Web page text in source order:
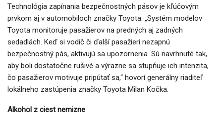
Technológia zapínania bezpečnostných pásov je kľúčovým
prvkom aj v automobiloch značky Toyota. „Systém modelov
Toyota monitoruje pasažierov na predných aj zadných
sedadlách. Keď si vodič či ďalší pasažieri nezapnú
bezpečnostný pás, aktivujú sa upozornenia. Sú navrhnuté tak,
aby boli dostatočne rušivé a výrazne sa stupňuje ich intenzita,
čo pasažierov motivuje pripútať sa,“ hovorí generálny riaditeľ
lokálneho zastúpenia značky Toyota Milan Kočka.
Alkohol z ciest nemizne